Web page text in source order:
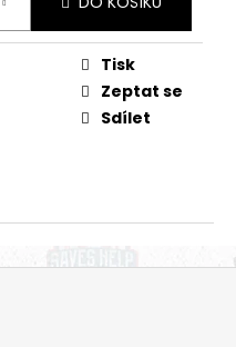
Tisk
Zeptat se
Sdílet